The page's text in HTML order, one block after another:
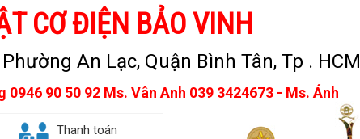
CƠ ĐIỆN BẢO VINH
An Lạc, Quận Bình Tân, Tp . HCM
0946 90 50 92 Ms. Vân Anh 039 3424673 - Ms. Ánh
Thanh toán